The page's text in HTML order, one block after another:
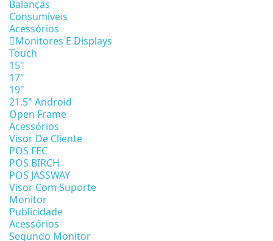
Balanças
Consumíveis
Acessórios
Monitores E Displays
Touch
15"
17"
19"
21.5" Android
Open Frame
Acessórios
Visor De Cliente
POS FEC
POS BIRCH
POS JASSWAY
Visor Com Suporte
Monitor
Publicidade
Acessórios
Segundo Monitor